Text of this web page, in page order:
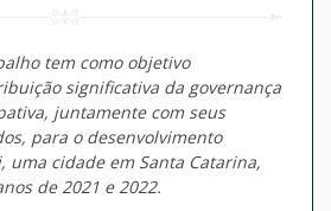
tem como objetivo
significativa da governança
juntamente com seus
para o desenvolvimento
cidade em Santa Catarina,
de 2021 e 2022.